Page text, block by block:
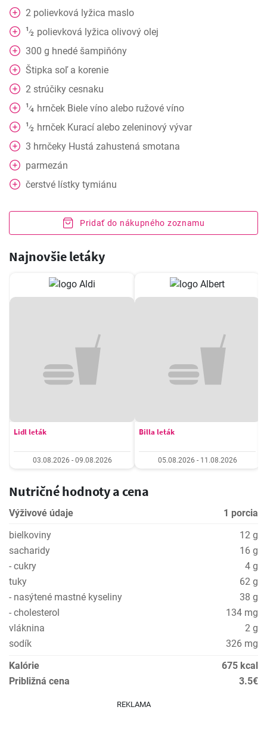
2 polievková lyžica maslo
1⁄2 polievková lyžica olivový olej
300 g hnedé šampiňóny
Štipka soľ a korenie
2 strúčiky cesnaku
1⁄4 hrnček Biele víno alebo ružové víno
1⁄2 hrnček Kurací alebo zeleninový vývar
3 hrnčeky Hustá zahustená smotana
parmezán
čerstvé lístky tymiánu
Pridať do nákupného zoznamu
Najnovšie letáky
Lidl leták
03.08.2026 - 09.08.2026
Billa leták
05.08.2026 - 11.08.2026
Nutričné hodnoty a cena
Výživové údaje
1 porcia
bielkoviny
12 g
sacharidy
16 g
- cukry
4 g
tuky
62 g
- nasýtené mastné kyseliny
38 g
- cholesterol
134 mg
vláknina
2 g
sodík
326 mg
Kalórie
675 kcal
Približná cena
3.5€
REKLAMA